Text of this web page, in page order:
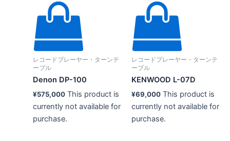
レコードプレーヤー・ターンテ
ーブル
Denon DP-100
¥575,000 This product is
currently not available for
purchase.
レコードプレーヤー・ターンテ
ーブル
KENWOOD L-07D
¥69,000 This product is
currently not available for
purchase.